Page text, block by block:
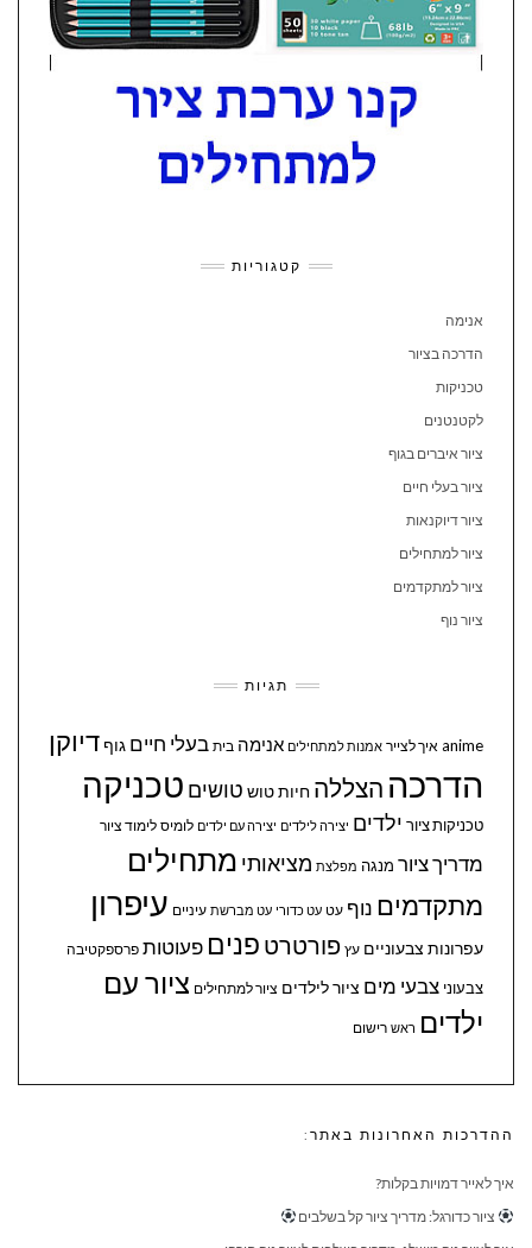
קטגוריות
אנימה
הדרכה בציור
טכניקות
לקטנטנים
ציור איברים בגוף
ציור בעלי חיים
ציור דיוקנאות
ציור למתחילים
ציור למתקדמים
ציור נוף
תגיות
anime איך לצייר אמנות למתחילים אנימה בית בעלי חיים גוףדיוקן
הדרכה הצללה חיותטוש טושים טכניקה
טכניקות ציור ילדים יצירה לילדים יצירה עם ילדים לומיס לימוד ציור
מדריך ציור מנגה מפלצת מציאותי מתחילים
מתקדמים נוף עט עט כדורי עט מברשת עיניים עיפרון
עפרונות צבעוניים עץ פורטרט פנים פעוטות פרספקטיבה
צבעוני צבעי מים ציור לילדים ציור למתחילים ציור עם
ילדים ראש רישום
ההדרכות האחרונות באתר:
איך לאייר דמויות בקלות?
ציור כדורגל: מדריך ציור קל בשלבים